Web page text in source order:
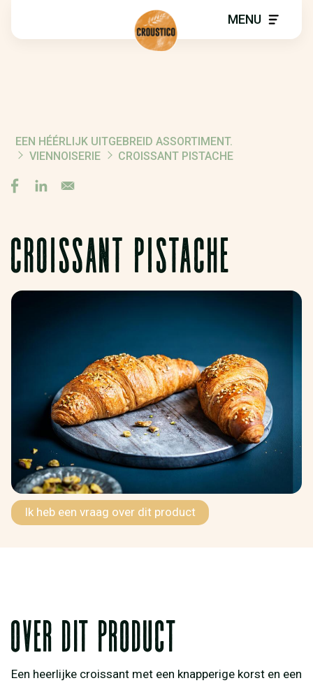
MENU
KRUIMELPAD
EEN HÉÉRLIJK UITGEBREID ASSORTIMENT.
VIENNOISERIE
CROISSANT PISTACHE
CROISSANT PISTACHE
Ik heb een vraag over dit product
Over dit product
Een heerlijke croissant met een knapperige korst en een